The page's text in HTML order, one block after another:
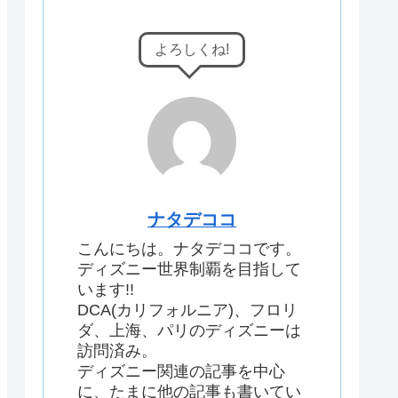
よろしくね!
ナタデココ
こんにちは。ナタデココです。
ディズニー世界制覇を目指して
います!!
DCA(カリフォルニア)、フロリ
ダ、上海、パリのディズニーは
訪問済み。
ディズニー関連の記事を中心
に、たまに他の記事も書いてい